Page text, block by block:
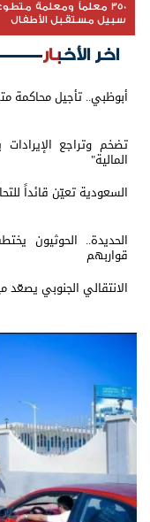
350 معلماً ومعلمة
سبيل مستقبل الأطفال
اخر الأخبار
أبوظبي.. تأجيل محاكمة
تضخم وتراجع
المالية"
السعودية تعيّن قائداً
الحديدة.. الحوثيون
قواربهم
الانتقالي الجنوبي